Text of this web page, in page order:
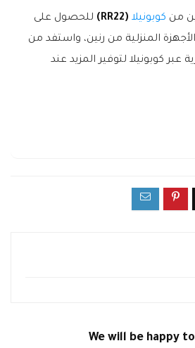
من كوبونيلا (RR22)
للحصول على
المنزلية من رنين، واستفد من
كوبونيلا لتوفير المزيد عند
We will be happy